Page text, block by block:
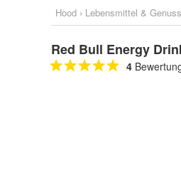
Hood › Lebensmittel & Genuss
Red Bull Energy
4